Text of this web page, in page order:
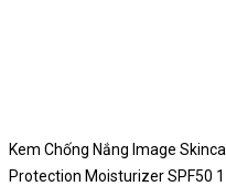
Kem Chống Nắng Image
Protection Moisturizer SPF50